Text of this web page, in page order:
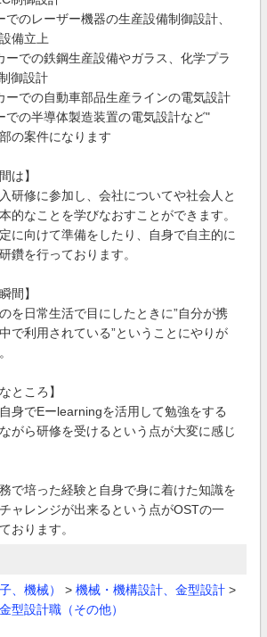
のレーザー機器の生産設備制御設計、
備立上
ーでの鉄鋼生産設備やガラス、化学プラ
御設計
ーでの自動車部品生産ラインの電気設計
での半導体製造装置の電気設計など"
の案件になります
は】
研修に参加し、会社についてや社会人と
的なことを学びなおすことができます。
に向けて準備をしたり、自身で自主的に
鑽を行っております。
間】
を日常生活で目にしたときに”自分が携
で利用されている”ということにやりが
ところ】
身でEーlearningを活用して勉強をする
がら研修を受けるという点が大変に感じ
で培った経験と自身で身に着けた知識を
ャレンジが出来るという点がOSTの一
おります。
、機械） > 機械・機構設計、金型設計 >
型設計職（その他）